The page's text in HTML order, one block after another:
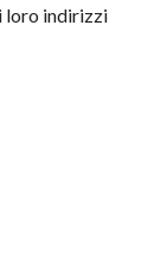
loro indirizzi